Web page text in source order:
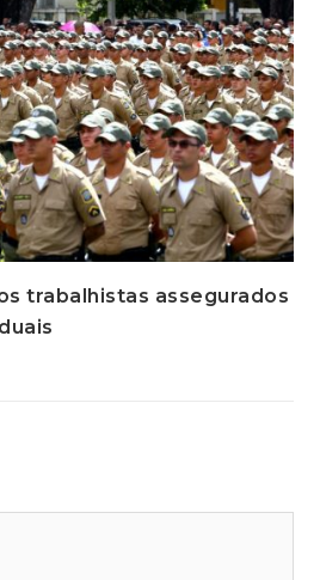
trabalhistas assegurados